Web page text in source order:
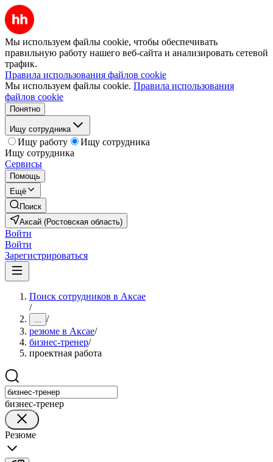
Мы используем файлы cookie, чтобы обеспечивать
правильную работу нашего веб-сайта и анализировать сетевой
трафик.
Правила использования файлов cookie
Мы используем файлы cookie. Правила использования
файлов cookie
Понятно
Ищу сотрудника
Ищу работу
Ищу сотрудника
Ищу сотрудника
Сервисы
Помощь
Ещё
Поиск
Аксай (Ростовская область)
Войти
Войти
Зарегистрироваться
Поиск сотрудников в Аксае
/
... /
резюме в Аксае/
бизнес-тренер/
проектная работа
бизнес-тренер
Резюме